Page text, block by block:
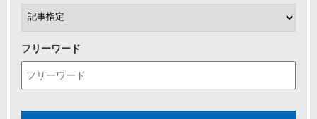
フリーワード